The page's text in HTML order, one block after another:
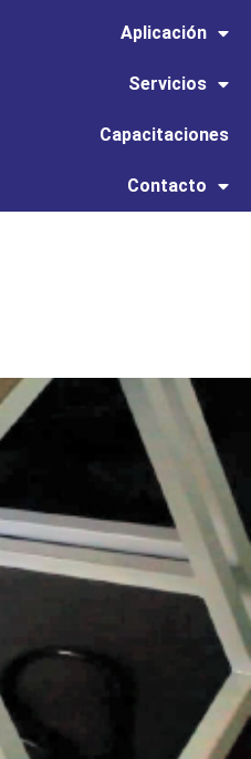
Aplicación
Servicios
Capacitaciones
Contacto